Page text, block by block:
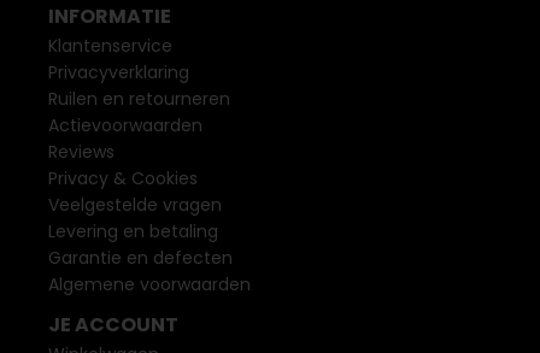
INFORMATIE
Klantenservice
Privacyverklaring
Ruilen en retourneren
Actievoorwaarden
Reviews
Privacy & Cookies
Veelgestelde vragen
Levering en betaling
Garantie en defecten
Algemene voorwaarden
JE ACCOUNT